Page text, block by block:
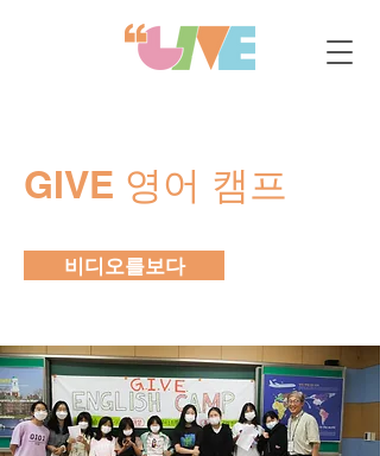
GIVE 영어 캠프
비디오를보다